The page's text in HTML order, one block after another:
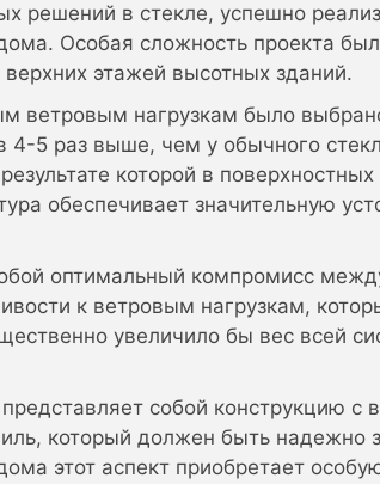
решений в стекле, успешно
Особая сложность проекта
этажей высотных зданий.
ветровым нагрузкам было
5 раз выше, чем у обычного
которой в
обеспечивает значительную
оптимальный компромисс
к ветровым нагрузкам,
увеличило бы вес всей
собой конструкцию с
который должен быть надежно
этот аспект приобретает